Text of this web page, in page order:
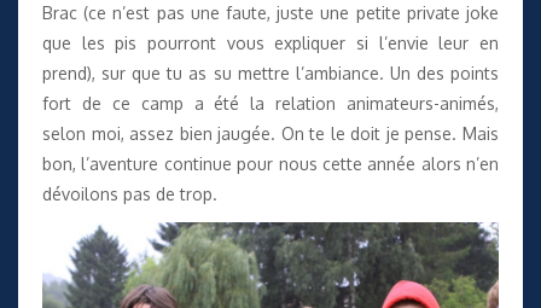
Brac (ce n’est pas une faute, juste une petite private joke
que les pis pourront vous expliquer si l’envie leur en
prend), sur que tu as su mettre l’ambiance. Un des points
fort de ce camp a été la relation animateurs-animés,
selon moi, assez bien jaugée. On te le doit je pense. Mais
bon, l’aventure continue pour nous cette année alors n’en
dévoilons pas de trop.